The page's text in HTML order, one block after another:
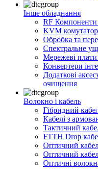
Інше обладнання
RF Компоненти
KVM
Обробка та
Спектральне
Мережеві плати
Конвертери
Додаткові
очищення
Волокно і кабель
Гібридний
Кабелі з
Тактичний
FTTH Drop
Оптичний
Оптичний
Оптичні